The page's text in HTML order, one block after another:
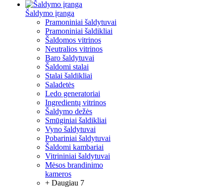
Šaldymo įranga
Pramoniniai šaldytuvai
Pramoniniai šaldikliai
Šaldomos vitrinos
Neutralios vitrinos
Baro šaldytuvai
Šaldomi stalai
Stalai šaldikliai
Saladetės
Ledo generatoriai
Ingredientų vitrinos
Šaldymo dežės
Smūginiai šaldikliai
Vyno šaldytuvai
Pobariniai šaldytuvai
Šaldomi kambariai
Vitrininiai šaldytuvai
Mėsos brandinimo
kameros
+ Daugiau 7